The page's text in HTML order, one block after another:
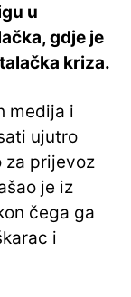
u
gdje je
kriza.
medija i
ujutro
za prijevoz
je iz
čega ga
i